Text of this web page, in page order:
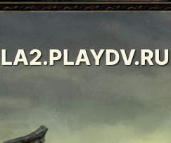
LA2.PLAYDV.RU